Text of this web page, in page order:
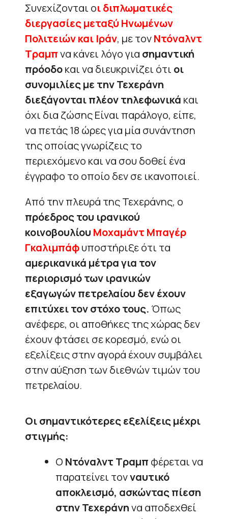
Συνεχίζονται οι διπλωματικές
διεργασίες μεταξύ Ηνωμένων
Πολιτειών και Ιράν, με τονΝτόναλντ
Τραμπνα κάνει λόγο για σημαντική
πρόοδοκαι να διευκρινίζει ότι οι
συνομιλίες με την Τεχεράνη
διεξάγονται πλέον τηλεφωνικά και
όχι δια ζώσης Είναι παράλογο, είπε,
να πετάς 18 ώρες για μία συνάντηση
της οποίας γνωρίζεις το
περιεχόμενο και να σου δοθεί ένα
έγγραφο το οποίο δεν σε ικανοποιεί.
Από την πλευρά της Τεχεράνης, ο
πρόεδρος του ιρανικού
κοινοβουλίου Μοχαμάντ Μπαγέρ
Γκαλιμπάφυποστήριξε ότι τα
αμερικανικά μέτρα για τον
περιορισμό των ιρανικών
εξαγωγών πετρελαίου δεν έχουν
επιτύχει τον στόχο τους. Όπως
ανέφερε, οι αποθήκες της χώρας δεν
έχουν φτάσει σε κορεσμό, ενώ οι
εξελίξεις στην αγορά έχουν συμβάλει
στην αύξηση των διεθνών τιμών του
πετρελαίου.
Οι σημαντικότερες εξελίξεις μέχρι
στιγμής:
Ο Ντόναλντ Τραμπ φέρεται να
παρατείνει τονναυτικό
αποκλεισμό, ασκώντας πίεση
στην Τεχεράνηνα αποδεχθεί